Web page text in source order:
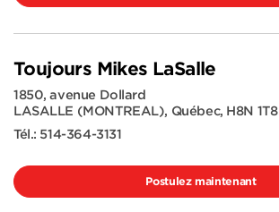
Toujours Mikes LaSalle
1850, avenue Dollard
LASALLE (MONTREAL), Québec, H8N 1T8
Tél.: 514-364-3131
Postulez maintenant